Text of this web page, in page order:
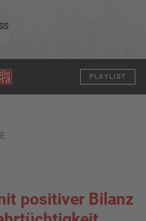
PLAYLIST
positiver Bilanz